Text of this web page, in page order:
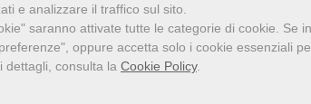
e analizzare il traffico sul sito.
saranno attivate tutte le categorie di cookie. Se
oppure accetta solo i cookie essenziali
dettagli, consulta la Cookie Policy.